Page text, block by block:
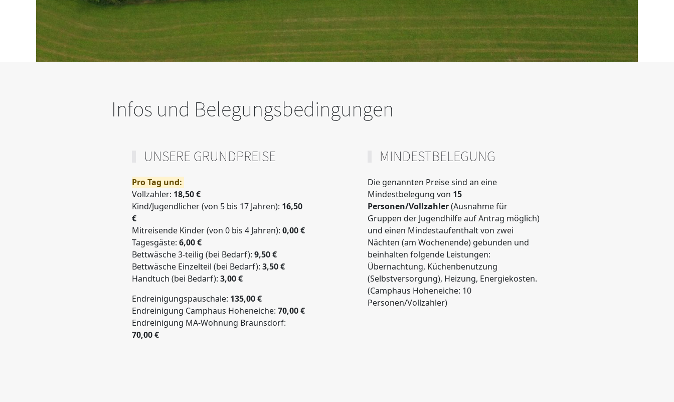
Infos und Belegungsbedingungen
UNSERE GRUNDPREISE
Pro Tag und:
Vollzahler: 18,50 €
Kind/Jugendlicher (von 5 bis 17 Jahren): 16,50
€
Mitreisende Kinder (von 0 bis 4 Jahren): 0,00 €
Tagesgäste: 6,00 €
Bettwäsche 3-teilig (bei Bedarf): 9,50 €
Bettwäsche Einzelteil (bei Bedarf): 3,50 €
Handtuch (bei Bedarf): 3,00 €
Endreinigungspauschale: 135,00 €
Endreinigung Camphaus Hoheneiche: 70,00 €
Endreinigung MA-Wohnung Braunsdorf:
70,00 €
MINDESTBELEGUNG
Die genannten Preise sind an eine
Mindestbelegung von 15
Personen/Vollzahler(Ausnahme für
Gruppen der Jugendhilfe auf Antrag möglich)
und einen Mindestaufenthalt von zwei
Nächten (am Wochenende) gebunden und
beinhalten folgende Leistungen:
Übernachtung, Küchenbenutzung
(Selbstversorgung), Heizung, Energiekosten.
(Camphaus Hoheneiche: 10
Personen/Vollzahler)